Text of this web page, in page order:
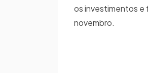
os investimentos e
novembro.